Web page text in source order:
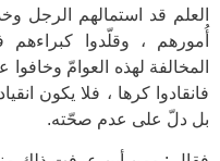
العلم قد استمالهم الرجل
أُمورهم ، وقلّدوا كبراءهم
المخالفة لهذه العوامّ
فانقادوا كرها ، فلا يكون
بل دلّ على عدم صحّته.